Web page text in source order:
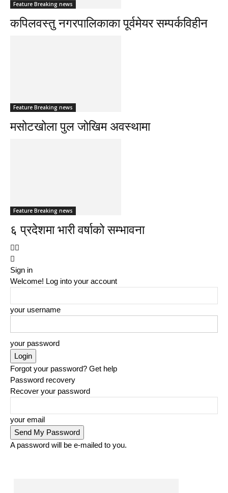
Feature Breaking news
कपिलवस्तु नगरपालिकाका पूर्वमेयर सम्पर्कविहीन
Feature Breaking news
मसोटखोला पुल जोखिम अवस्थामा
Feature Breaking news
६ प्रदेशमा भारी वर्षाको सम्भावना
Sign in
Welcome! Log into your account
your username
your password
Forgot your password? Get help
Password recovery
Recover your password
your email
A password will be e-mailed to you.